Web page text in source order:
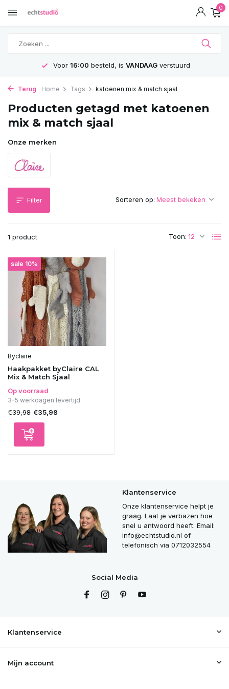
0
Voor 16:00 besteld, is VANDAAGverstuurd
Terug Home Tags katoenen mix & match sjaal
Producten getagd met katoenen
mix & match sjaal
Onze merken
Filter
1 product Toon:
Sorteren op:
sale 10%
Byclaire
Haakpakket byClaire CAL
Mix & Match Sjaal
Op voorraad
3-5 werkdagen levertijd
€39,98 €35,98
Klantenservice
Onze klantenservice helpt je
graag. Laat je verbazen hoe
snel u antwoord heeft. Email:
info@echtstudio.nl of
telefonisch via 0712032554
Social Media
Klantenservice
Mijn account